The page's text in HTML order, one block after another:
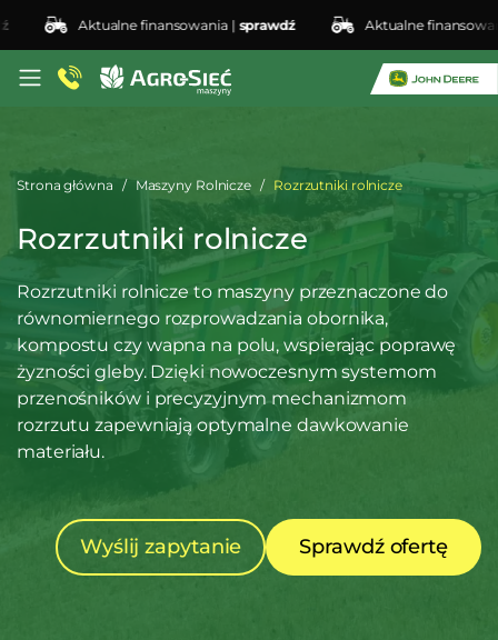
Aktualne finansowania |sprawdź Aktualne finansowania |
Strona główna Maszyny Rolnicze Rozrzutniki rolnicze
Rozrzutniki rolnicze
Rozrzutniki rolnicze to maszyny przeznaczone do
równomiernego rozprowadzania obornika,
kompostu czy wapna na polu, wspierając poprawę
żyzności gleby. Dzięki nowoczesnym systemom
przenośników i precyzyjnym mechanizmom
rozrzutu zapewniają optymalne dawkowanie
materiału.
Wyślij zapytanie Sprawdź ofertę